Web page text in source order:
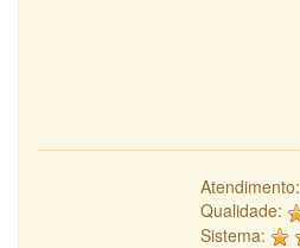
Atendimento:
Qualidade:
Sistema: